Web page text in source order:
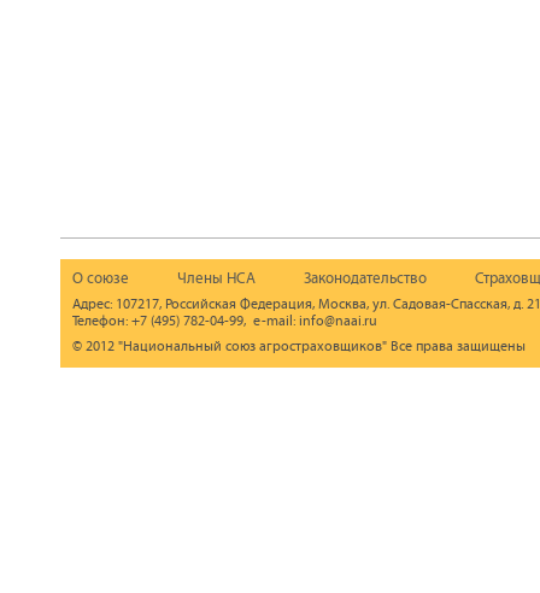
О союзе Члены НСА Законодательство
Адрес: 107217, Российская Федерация, Москва, ул. Садовая-Спасская, д.
Телефон: +7 (495) 782-04-99, e-mail: info@naai.ru
© 2012 "Национальный союз агростраховщиков" Все права защищены